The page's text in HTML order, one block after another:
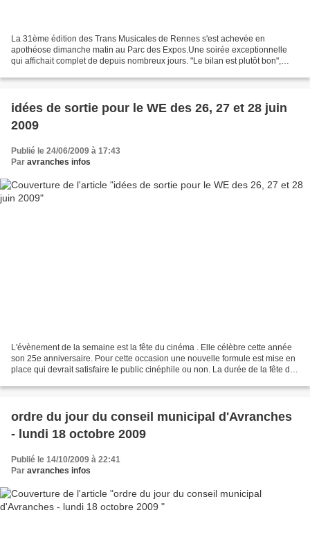
La 31ème édition des Trans Musicales de Rennes s'est achevée en
apothéose dimanche matin au Parc des Expos.Une soirée exceptionnelle
qui affichait complet de depuis nombreux jours. "Le bilan est plutôt bon",
idées de sortie pour le WE des 26, 27 et 28 juin
2009
Publié le 24/06/2009 à 17:43
Par avranches infos
L'évènement de la semaine est la fête du cinéma . Elle célèbre cette année
son 25e anniversaire. Pour cette occasion une nouvelle formule est mise en
place qui devrait satisfaire le public cinéphile ou non. La durée de la fête du
ordre du jour du conseil municipal d'Avranches
- lundi 18 octobre 2009
Publié le 14/10/2009 à 22:41
Par avranches infos